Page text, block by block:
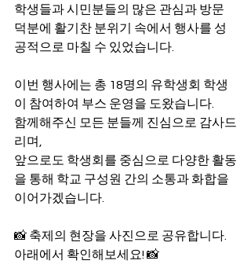
학생들과 시민분들의 많은 관심과 방문
덕분에 활기찬 분위기 속에서 행사를 성
공적으로 마칠 수 있었습니다.
이번 행사에는 총 18명의 유학생회 학생
이 참여하여 부스 운영을 도왔습니다.
함께해주신 모든 분들께 진심으로 감사드
리며,
앞으로도 학생회를 중심으로 다양한 활동
을 통해 학교 구성원 간의 소통과 화합을
이어가겠습니다.
📸 축제의 현장을 사진으로 공유합니다.
아래에서 확인해보세요! 📸